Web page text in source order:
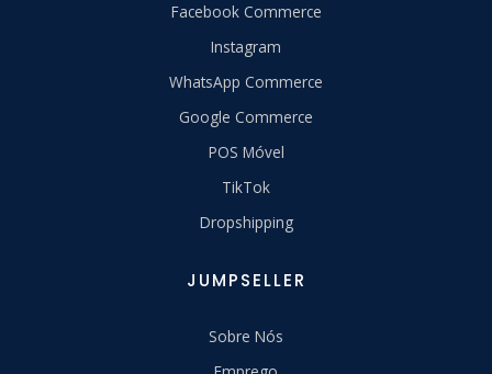
Facebook Commerce
Instagram
WhatsApp Commerce
Google Commerce
POS Móvel
TikTok
Dropshipping
JUMPSELLER
Sobre Nós